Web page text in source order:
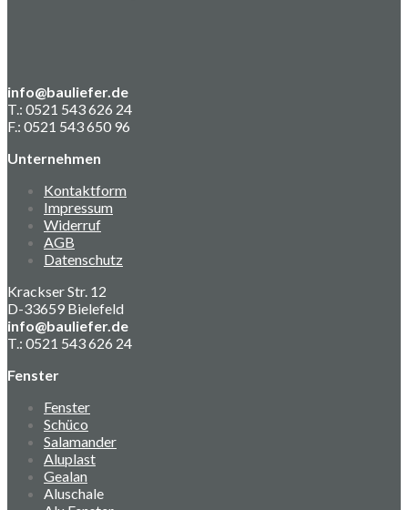
info@bauliefer.de
T.: 0521 543 626 24
F.: 0521 543 650 96
Unternehmen
Kontaktform
Impressum
Widerruf
AGB
Datenschutz
Krackser Str. 12
D-33659 Bielefeld
info@bauliefer.de
T.: 0521 543 626 24
Fenster
Fenster
Schüco
Salamander
Aluplast
Gealan
Aluschale